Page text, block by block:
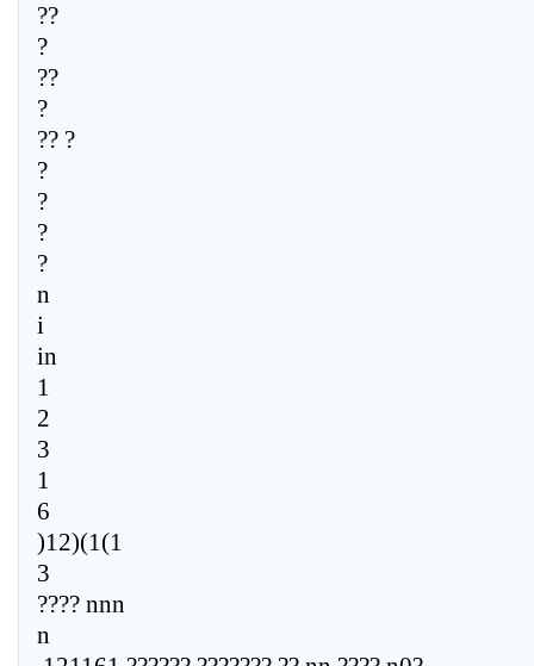
??
?
??
?
?? ?
?
?
?
?
n
i
in
1
2
3
1
6
)12)(1(1
3
???? nnn
n